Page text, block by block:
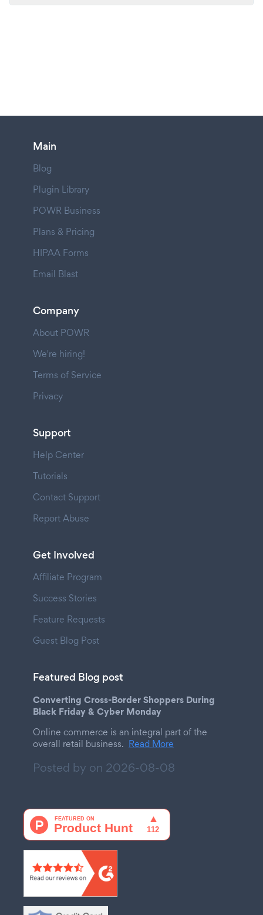
Main
Blog
Plugin Library
POWR Business
Plans & Pricing
HIPAA Forms
Email Blast
Company
About POWR
We're hiring!
Terms of Service
Privacy
Support
Help Center
Tutorials
Contact Support
Report Abuse
Get Involved
Affiliate Program
Success Stories
Feature Requests
Guest Blog Post
Featured Blog post
Converting Cross-Border Shoppers During
Black Friday & Cyber Monday
Online commerce is an integral part of the
overall retail business. Read More
Posted by on 2026-08-08